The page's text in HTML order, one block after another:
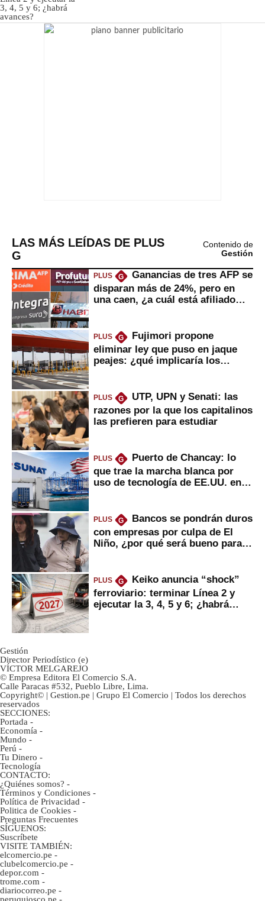
LAS MÁS LEÍDAS DE PLUS
G
Contenido de
Gestión
PLUS G
Ganancias de tres AFP se
disparan más de 24%, pero en
una caen, ¿a cuál está afiliado
PLUS G
Fujimori propone
eliminar ley que puso en jaque
peajes: ¿qué implicaría los
PLUS G
UTP, UPN y Senati: las
razones por la que los capitalinos
las prefieren para estudiar
PLUS G
Puerto de Chancay: lo
que trae la marcha blanca por
uso de tecnología de EE.UU. en
PLUS G
Bancos se pondrán duros
con empresas por culpa de El
Niño, ¿por qué será bueno para
PLUS G
Keiko anuncia “shock”
ferroviario: terminar Línea 2 y
ejecutar la 3, 4, 5 y 6; ¿habrá
Gestión
Director Periodístico (e)
VÍCTOR MELGAREJO
© Empresa Editora El Comercio S.A.
Calle Paracas #532, Pueblo Libre, Lima.
Copyright© | Gestion.pe | Grupo El Comercio | Todos los derechos
reservados
SECCIONES:
Portada -
Economía -
Mundo -
Perú -
Tu Dinero -
Tecnología
CONTACTO:
¿Quiénes somos? -
Términos y Condiciones -
Política de Privacidad -
Politica de Cookies -
Preguntas Frecuentes
SÍGUENOS:
Suscríbete
VISITE TAMBIÉN:
elcomercio.pe -
clubelcomercio.pe -
depor.com -
trome.com -
diariocorreo.pe -